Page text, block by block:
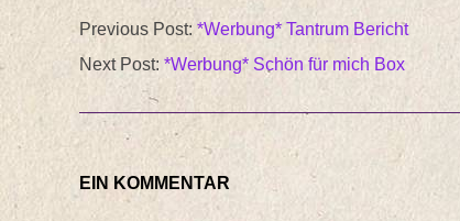
04-
08
Previous Post: *Werbung* Tantrum Bericht
Next Post: *Werbung* Schön für mich Box
EIN KOMMENTAR